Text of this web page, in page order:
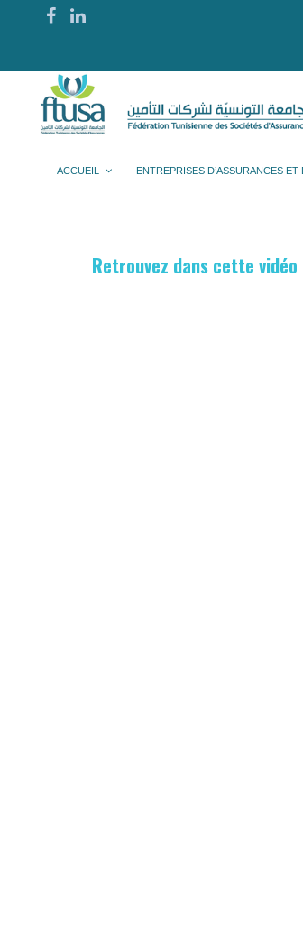
ACCUEIL ENTREPRISES D’ASSURANCES
Retrouvez dans cette